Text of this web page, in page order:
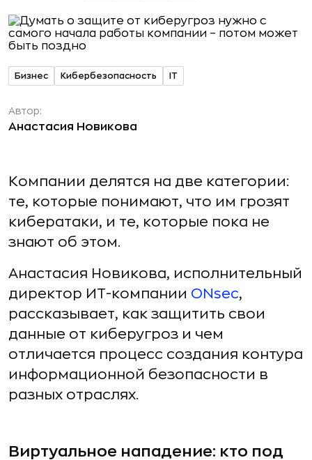
Бизнес Кибербезопасность IT
Автор:
Анастасия Новикова
Компании делятся на две категории:
те, которые понимают, что им грозят
кибератаки, и те, которые пока не
знают об этом.
Анастасия Новикова, исполнительный
директор ИТ-компании ONsec,
рассказывает, как защитить свои
данные от киберугроз и чем
отличается процесс создания контура
информационной безопасности в
разных отраслях.
Виртуальное нападение: кто под